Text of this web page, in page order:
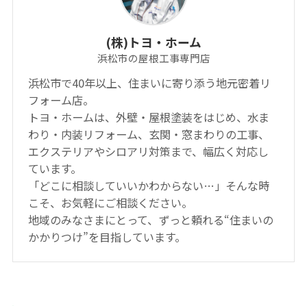
(株)トヨ・ホーム
浜松市の屋根工事専門店
浜松市で40年以上、住まいに寄り添う地元密着リ
フォーム店。
トヨ・ホームは、外壁・屋根塗装をはじめ、水ま
わり・内装リフォーム、玄関・窓まわりの工事、
エクステリアやシロアリ対策まで、幅広く対応し
ています。
「どこに相談していいかわからない…」そんな時
こそ、お気軽にご相談ください。
地域のみなさまにとって、ずっと頼れる“住まいの
かかりつけ”を目指しています。